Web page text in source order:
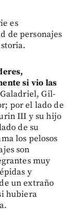
es
de personajes
si vio las
Galadriel, Gil-
por el lado de
III y su hijo
de su
los pelosos
son
muy
y
un extraño
hubiera